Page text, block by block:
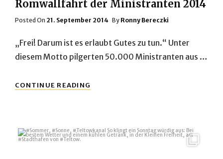
Romwallfahrt der Ministranten 2014
Posted On Posted
21. September 2014 By Ronny Bereczki
„Frei! Darum ist es erlaubt Gutes zu tun.“ Unter
diesem Motto pilgerten 50.000 Ministranten aus …
CONTINUE READING
DER
#Sommer, #Sonne, #Teltowkanal